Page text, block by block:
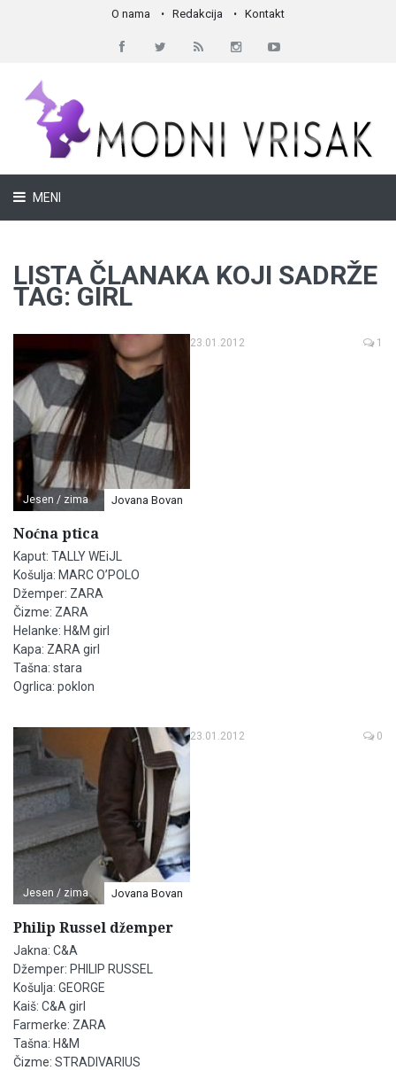
O nama Redakcija Kontakt
MENI
LISTA ČLANAKA KOJI SADRŽE
TAG: GIRL
Jesen / zima Jovana Bovan
23.01.2012 1
Noćna ptica
Kaput: TALLY WEiJL
Košulja: MARC O’POLO
Džemper: ZARA
Čizme: ZARA
Helanke: H&M girl
Kapa: ZARA girl
Tašna: stara
Ogrlica: poklon
Jesen / zima Jovana Bovan
23.01.2012 0
Philip Russel džemper
Jakna: C&A
Džemper: PHILIP RUSSEL
Košulja: GEORGE
Kaiš: C&A girl
Farmerke: ZARA
Tašna: H&M
Čizme: STRADIVARIUS